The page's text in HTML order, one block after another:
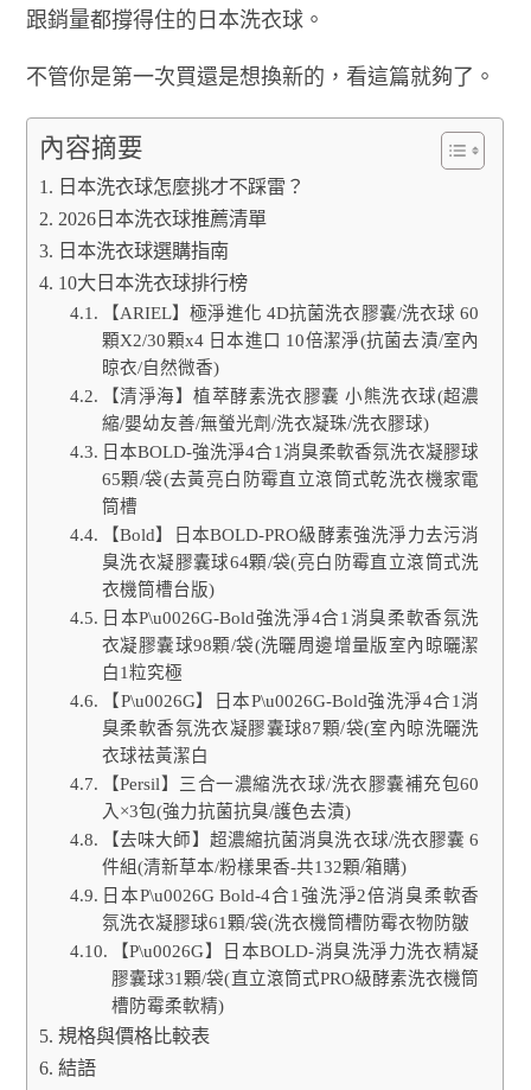
跟銷量都撐得住的日本洗衣球。
不管你是第一次買還是想換新的，看這篇就夠了。
內容摘要
日本洗衣球怎麼挑才不踩雷？
2026日本洗衣球推薦清單
日本洗衣球選購指南
10大日本洗衣球排行榜
【ARIEL】極淨進化 4D抗菌洗衣膠囊/洗衣球 60
顆X2/30顆x4 日本進口 10倍潔淨(抗菌去漬/室內
晾衣/自然微香)
【清淨海】植萃酵素洗衣膠囊 小熊洗衣球(超濃
縮/嬰幼友善/無螢光劑/洗衣凝珠/洗衣膠球)
日本BOLD-強洗淨4合1消臭柔軟香氛洗衣凝膠球
65顆/袋(去黃亮白防霉直立滾筒式乾洗衣機家電
筒槽
【Bold】日本BOLD-PRO級酵素強洗淨力去污消
臭洗衣凝膠囊球64顆/袋(亮白防霉直立滾筒式洗
衣機筒槽台版)
日本P\u0026G-Bold強洗淨4合1消臭柔軟香氛洗
衣凝膠囊球98顆/袋(洗曬周邊增量版室內晾曬潔
白1粒究極
【P\u0026G】日本P\u0026G-Bold強洗淨4合1消
臭柔軟香氛洗衣凝膠囊球87顆/袋(室內晾洗曬洗
衣球祛黃潔白
【Persil】三合一濃縮洗衣球/洗衣膠囊補充包60
入×3包(強力抗菌抗臭/護色去漬)
【去味大師】超濃縮抗菌消臭洗衣球/洗衣膠囊 6
件組(清新草本/粉樣果香-共132顆/箱購)
日本P\u0026G Bold-4合1強洗淨2倍消臭柔軟香
氛洗衣凝膠球61顆/袋(洗衣機筒槽防霉衣物防皺
【P\u0026G】日本BOLD-消臭洗淨力洗衣精凝
膠囊球31顆/袋(直立滾筒式PRO級酵素洗衣機筒
槽防霉柔軟精)
規格與價格比較表
結語